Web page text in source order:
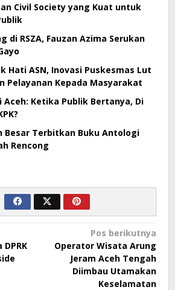
Civil Society yang Kuat untuk
di RSZA, Fauzan Azima Serukan
Hati ASN, Inovasi Puskesmas Lut
Pelayanan Kepada Masyarakat
Aceh: Ketika Publik Bertanya, Di
Besar Terbitkan Buku Antologi
Rencong
Pos berikutnya
Operator Wisata Arung
Jeram Aceh Tengah
Diimbau Utamakan
Keselamatan